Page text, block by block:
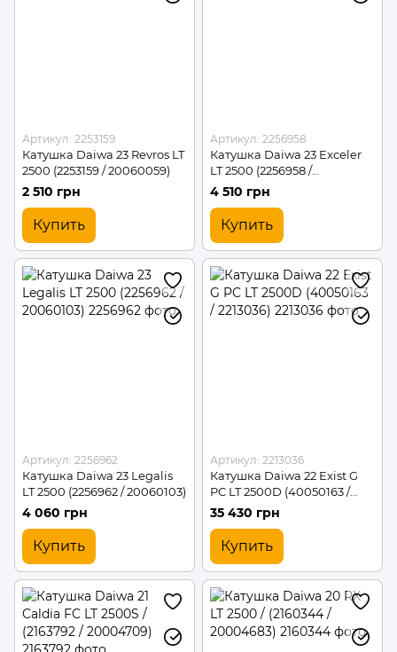
Артикул: 2253159
Катушка Daiwa 23 Revros LT
2500 (2253159 / 20060059)
2 510 грн
Купить
Артикул: 2256958
Катушка Daiwa 23 Exceler
LT 2500 (2256958 /
20060086)
4 510 грн
Купить
Артикул: 2256962
Катушка Daiwa 23 Legalis
LT 2500 (2256962 / 20060103)
4 060 грн
Купить
Артикул: 2213036
Катушка Daiwa 22 Exist G
PC LT 2500D (40050163 /
2213036)
35 430 грн
Купить